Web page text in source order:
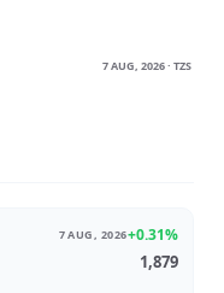
7 AUG, 2026 · TZS
7 AUG, 2026+0.31%
1,879